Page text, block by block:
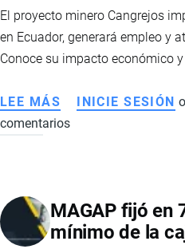
El proyecto minero Cangrejos
en Ecuador, generará empleo y
Conoce su impacto económico
LEE MÁS SOBRE
PROYECTO
MINA
DE
INICIE SESIÓN o
comentarios
MAGAP fijó en
mínimo de la